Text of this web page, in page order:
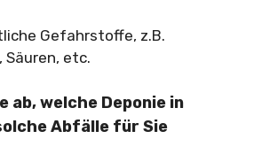
Gefahrstoffe, z.B.
Säuren, etc.
ab, welche Deponie in
Abfälle für Sie